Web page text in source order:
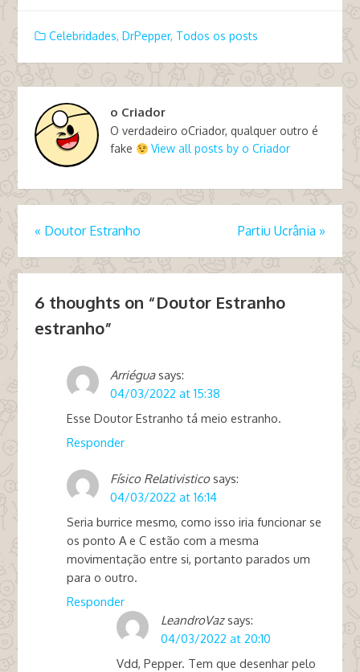
Celebridades, DrPepper, Todos os posts
o Criador
O verdadeiro oCriador, qualquer outro é
fake
View all posts by o Criador
« Doutor Estranho Partiu Ucrânia »
6 thoughts on “Doutor Estranho
estranho”
Arriégua says:
04/03/2022 at 15:38
Esse Doutor Estranho tá meio estranho.
Responder
Físico Relativistico says:
04/03/2022 at 16:14
Seria burrice mesmo, como isso iria funcionar se
os ponto A e C estão com a mesma
movimentação entre si, portanto parados um
para o outro.
Responder
LeandroVaz says:
04/03/2022 at 20:10
Vdd, Pepper. Tem que desenhar pelo